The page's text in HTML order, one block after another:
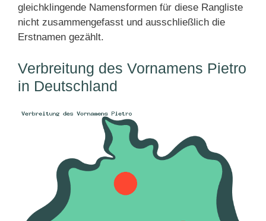
gleichklingende Namensformen für diese Rangliste
nicht zusammengefasst und ausschließlich die
Erstnamen gezählt.
Verbreitung des Vornamens Pietro
in Deutschland